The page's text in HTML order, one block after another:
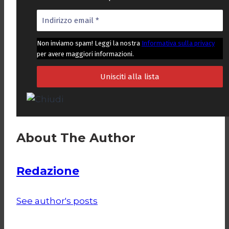
Non inviamo spam! Leggi la nostra Informativa sulla privacy
per avere maggiori informazioni.
About The Author
Redazione
See author's posts